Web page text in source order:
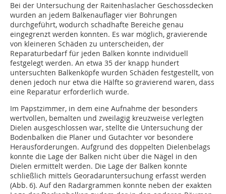
Bei der Untersuchung der Raitenhaslacher Geschossdecken
wurden an jedem Balkenauflager vier Bohrungen
durchgeführt, wodurch schadhafte Bereiche genau
eingegrenzt werden konnten. Es war möglich, gravierende
von kleineren Schäden zu unterscheiden, der
Reparaturbedarf für jeden Balken konnte individuell
festgelegt werden. An etwa 35 der knapp hundert
untersuchten Balkenköpfe wurden Schäden festgestellt, von
denen jedoch nur etwa die Hälfte so gravierend waren, dass
eine Reparatur erforderlich wurde.
Im Papstzimmer, in dem eine Aufnahme der besonders
wertvollen, bemalten und zweilagig kreuzweise verlegten
Dielen ausgeschlossen war, stellte die Untersuchung der
Bodenbalken die Planer und Gutachter vor besondere
Herausforderungen. Aufgrund des doppelten Dielenbelags
konnte die Lage der Balken nicht über die Nägel in den
Dielen ermittelt werden. Die Lage der Balken konnte
schließlich mittels Georadaruntersuchung erfasst werden
(Abb. 6). Auf den Radargrammen konnte neben der exakten